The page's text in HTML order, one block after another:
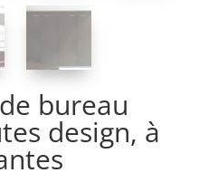
bureau
design, à